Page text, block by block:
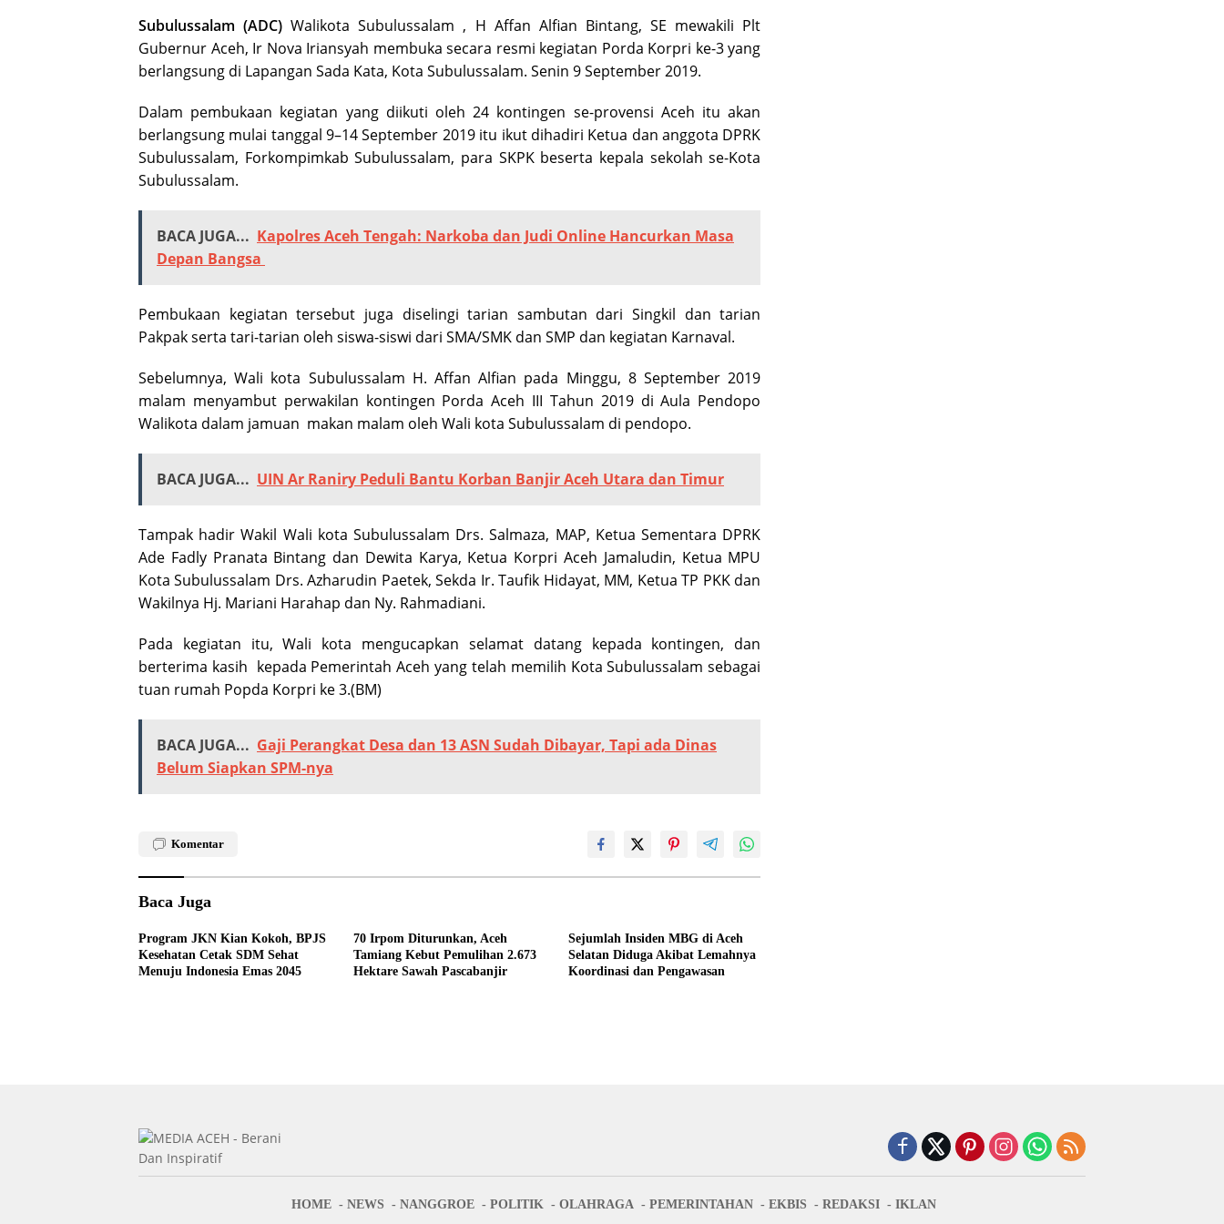
Subulussalam (ADC) Walikota Subulussalam , H Affan Alfian Bintang, SE mewakili Plt
Gubernur Aceh, Ir Nova Iriansyah membuka secara resmi kegiatan Porda Korpri ke-3 yang
berlangsung di Lapangan Sada Kata, Kota Subulussalam. Senin 9 September 2019.
Dalam pembukaan kegiatan yang diikuti oleh 24 kontingen se-provensi Aceh itu akan
berlangsung mulai tanggal 9–14 September 2019 itu ikut dihadiri Ketua dan anggota DPRK
Subulussalam, Forkompimkab Subulussalam, para SKPK beserta kepala sekolah se-Kota
Subulussalam.
BACA JUGA... Kapolres Aceh Tengah: Narkoba dan Judi Online Hancurkan Masa
Depan Bangsa
Pembukaan kegiatan tersebut juga diselingi tarian sambutan dari Singkil dan tarian
Pakpak serta tari-tarian oleh siswa-siswi dari SMA/SMK dan SMP dan kegiatan Karnaval.
Sebelumnya, Wali kota Subulussalam H. Affan Alfian pada Minggu, 8 September 2019
malam menyambut perwakilan kontingen Porda Aceh III Tahun 2019 di Aula Pendopo
Walikota dalam jamuan makan malam oleh Wali kota Subulussalam di pendopo.
BACA JUGA... UIN Ar Raniry Peduli Bantu Korban Banjir Aceh Utara dan Timur
Tampak hadir Wakil Wali kota Subulussalam Drs. Salmaza, MAP, Ketua Sementara DPRK
Ade Fadly Pranata Bintang dan Dewita Karya, Ketua Korpri Aceh Jamaludin, Ketua MPU
Kota Subulussalam Drs. Azharudin Paetek, Sekda Ir. Taufik Hidayat, MM, Ketua TP PKK dan
Wakilnya Hj. Mariani Harahap dan Ny. Rahmadiani.
Pada kegiatan itu, Wali kota mengucapkan selamat datang kepada kontingen, dan
berterima kasih kepada Pemerintah Aceh yang telah memilih Kota Subulussalam sebagai
tuan rumah Popda Korpri ke 3.(BM)
BACA JUGA... Gaji Perangkat Desa dan 13 ASN Sudah Dibayar, Tapi ada Dinas
Belum Siapkan SPM-nya
Komentar
Baca Juga
Program JKN Kian Kokoh, BPJS
Kesehatan Cetak SDM Sehat
Menuju Indonesia Emas 2045
70 Irpom Diturunkan, Aceh
Tamiang Kebut Pemulihan 2.673
Hektare Sawah Pascabanjir
Sejumlah Insiden MBG di Aceh
Selatan Diduga Akibat Lemahnya
Koordinasi dan Pengawasan
HOME NEWS NANGGROE POLITIK OLAHRAGA PEMERINTAHAN EKBIS REDAKSI
IKLAN